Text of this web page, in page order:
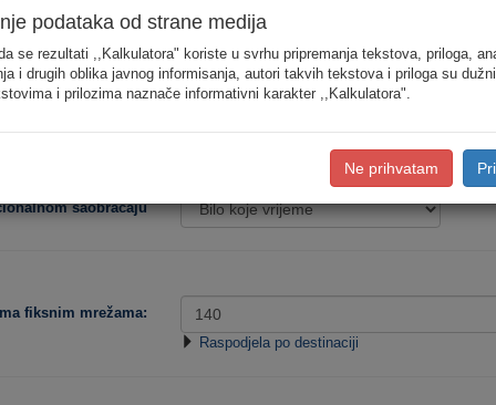
Niska
saobraćaju
fiksnim mrežama:
Raspodjela po destinaciji
podataka od strane medija
se rezultati ,,Kalkulatora" koriste u svrhu pripremanja tekstova, priloga,
i drugih oblika javnog informisanja, autori takvih tekstova i priloga su
i prilozima naznače informativni karakter ,,Kalkulatora".
Ne prihvatam